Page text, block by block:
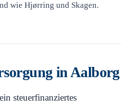
wie Hjørring und Skagen.
in Aalborg
steuerfinanziertes